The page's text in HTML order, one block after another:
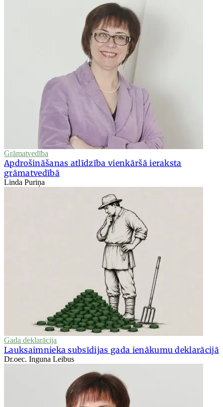
Grāmatvedība
Apdrošināšanas atlīdzība vienkāršā ieraksta
grāmatvedībā
Linda Puriņa
Gada deklarācija
Lauksaimnieka subsīdijas gada ienākumu deklarācijā
Dr.oec. Inguna Leibus